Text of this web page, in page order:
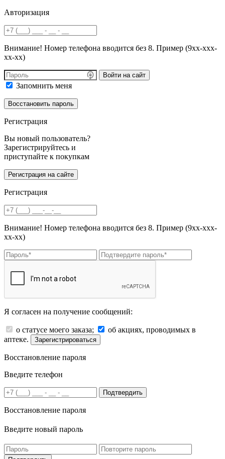
Авторизация
Внимание! Номер телефона вводится без 8. Пример (9хх-ххх-
хх-хх)
Войти на сайт
Запомнить меня
Регистрация
Вы новый пользователь?
Зарегистрируйтесь и
приступайте к покупкам
Регистрация
Внимание! Номер телефона вводится без 8. Пример (9хх-ххх-
хх-хх)
Я согласен на получение сообщений:
о статусе моего заказа;
об акциях, проводимых в
аптеке.
Зарегистрироваться
Восстановление пароля
Введите телефон
Подтвердить
Восстановление пароля
Введите новый пароль